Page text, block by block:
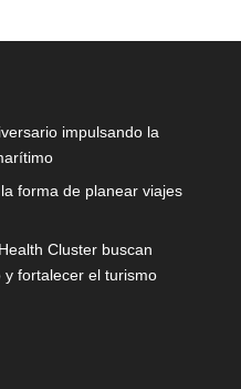
impulsando la
forma de planear viajes
Cluster buscan
fortalecer el turismo